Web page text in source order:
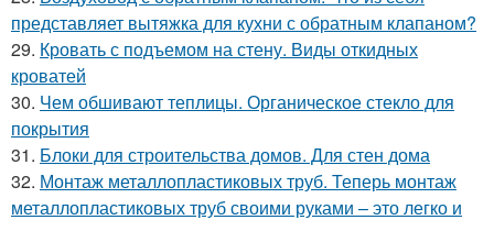
представляет вытяжка для кухни с обратным клапаном?
29. Кровать с подъемом на стену. Виды откидных
кроватей
30. Чем обшивают теплицы. Органическое стекло для
покрытия
31. Блоки для строительства домов. Для стен дома
32. Монтаж металлопластиковых труб. Теперь монтаж
металлопластиковых труб своими руками – это легко и